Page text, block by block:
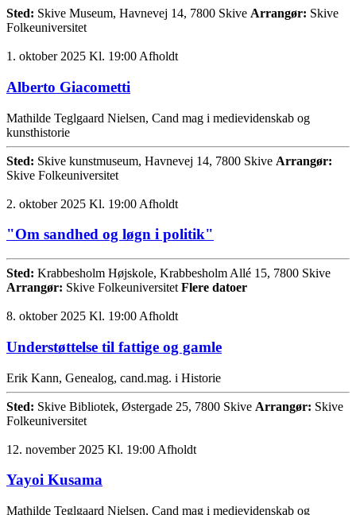
Sted: Skive Museum, Havnevej 14, 7800 Skive Arrangør: Skive
Folkeuniversitet
1. oktober 2025 Kl. 19:00 Afholdt
Alberto Giacometti
Mathilde Teglgaard Nielsen, Cand mag i medievidenskab og
kunsthistorie
Sted: Skive kunstmuseum, Havnevej 14, 7800 Skive Arrangør:
Skive Folkeuniversitet
2. oktober 2025 Kl. 19:00 Afholdt
"Om sandhed og løgn i politik"
Sted: Krabbesholm Højskole, Krabbesholm Allé 15, 7800 Skive
Arrangør: Skive Folkeuniversitet Flere datoer
8. oktober 2025 Kl. 19:00 Afholdt
Understøttelse til fattige og gamle
Erik Kann, Genealog, cand.mag. i Historie
Sted: Skive Bibliotek, Østergade 25, 7800 Skive Arrangør: Skive
Folkeuniversitet
12. november 2025 Kl. 19:00 Afholdt
Yayoi Kusama
Mathilde Teglgaard Nielsen, Cand mag i medievidenskab og